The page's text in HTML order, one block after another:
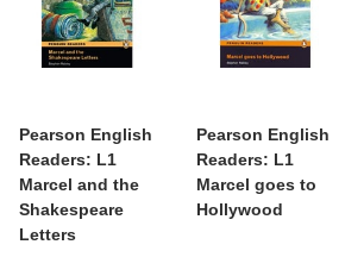
Pearson English
Readers: L1
Marcel and the
Shakespeare
Letters
Pearson English
Readers: L1
Marcel goes to
Hollywood